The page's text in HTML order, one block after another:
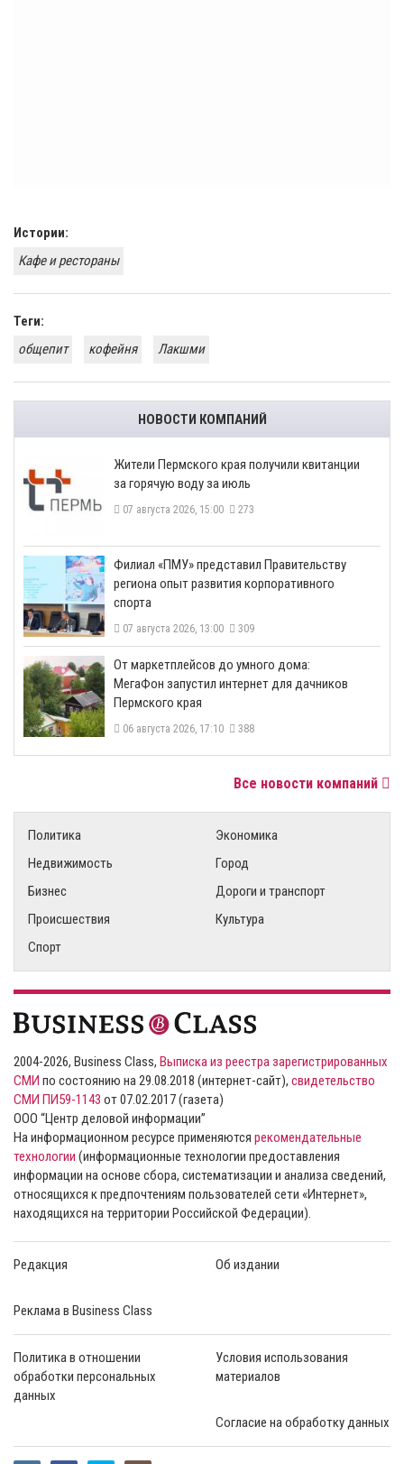
Истории:
Кафе и рестораны
Теги:
общепит
кофейня Лакшми
НОВОСТИ КОМПАНИЙ
​Жители Пермского края получили квитанции
за горячую воду за июль
07 августа 2026, 15:00 273
​Филиал «ПМУ» представил Правительству
региона опыт развития корпоративного
спорта
07 августа 2026, 13:00 309
От маркетплейсов до умного дома:
МегаФон запустил интернет для дачников
Пермского края
06 августа 2026, 17:10 388
Все новости компаний
Политика
Экономика
Недвижимость
Город
Бизнес
Дороги и транспорт
Происшествия
Культура
Спорт
2004-2026, Business Class, Выписка из реестра зарегистрированных
СМИ по состоянию на 29.08.2018 (интернет-сайт), свидетельство
СМИ ПИ59-1143 от 07.02.2017 (газета)
ООО “Центр деловой информации”
На информационном ресурсе применяются рекомендательные
технологии (информационные технологии предоставления
информации на основе сбора, систематизации и анализа сведений,
относящихся к предпочтениям пользователей сети «Интернет»,
находящихся на территории Российской Федерации).
Редакция Об издании
Реклама в Business Class
Политика в отношении
обработки персональных
данных
Условия использования
материалов
Согласие на обработку данных